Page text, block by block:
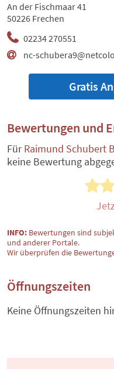
02234 270551
nc-
An der Fischmaar 41
50226 Frechen
Gratis
Bewertungen und
FürRaimund Schubert
keine Bewertung
INFO: Bewertungen sind
und anderer Portale.
Wir überprüfen die
Öffnungszeiten
Keine Öffnungszeiten